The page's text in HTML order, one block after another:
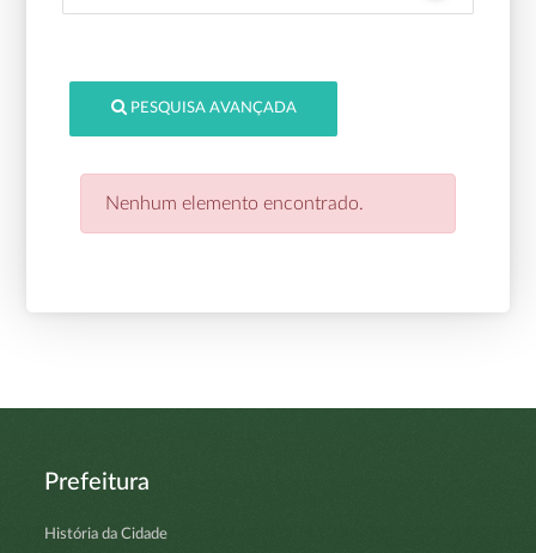
PESQUISA AVANÇADA
Nenhum elemento encontrado.
Prefeitura
História da Cidade